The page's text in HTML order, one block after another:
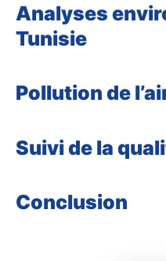
Analyses
Tunisie
Pollution de
Suivi de la
Conclusion